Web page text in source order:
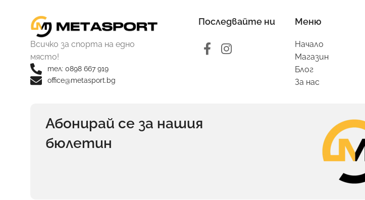
Всичко за спорта на едно
място!
тел: 0898 667 919
office@metasport.bg
Последвайте ни Меню
Начало
Магазин
Блог
За нас
Абонирай се за нашия
бюлетин